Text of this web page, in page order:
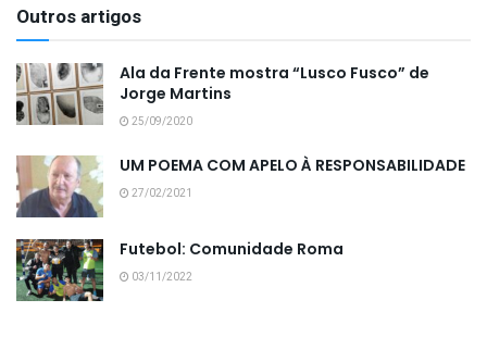
Outros artigos
Ala da Frente mostra “Lusco Fusco” de
Jorge Martins
25/09/2020
UM POEMA COM APELO À RESPONSABILIDADE
27/02/2021
Futebol: Comunidade Roma
03/11/2022